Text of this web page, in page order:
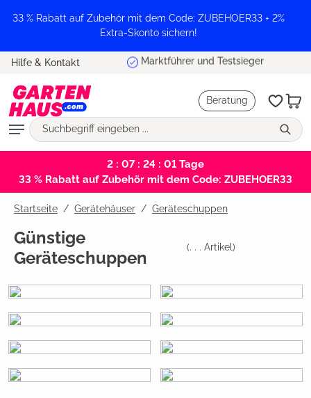
springen
33 % Rabatt auf Zubehör mit dem Code: ZUBEHOER33 + 2%
Extra-Skonto sichern!
Hilfe & Kontakt Marktführer und Testsieger
Beratung
2 : 07 : 24 : 00 Tage
33 % Rabatt auf Zubehör mit dem Code: ZUBEHOER33
Startseite Gerätehäuser / Geräteschuppen
Günstige
Geräteschuppen
(. . . Artikel)